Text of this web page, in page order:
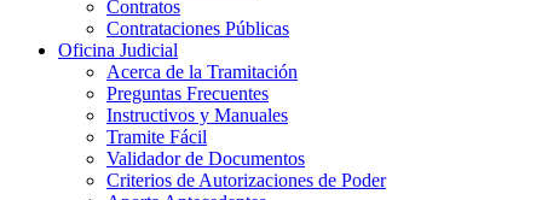
Contratos
Contrataciones Públicas
Oficina Judicial
Acerca de la Tramitación
Preguntas Frecuentes
Instructivos y Manuales
Tramite Fácil
Validador de Documentos
Criterios de Autorizaciones de Poder